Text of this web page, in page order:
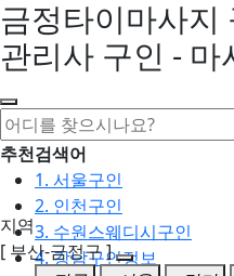
금정타이마사지
관리사 구인 - 마
추천검색어
1. 서울구인
2. 인천구인
3. 수원스웨디시구인
4. 강남구인정보
지역
[ 부산-금정구 ]